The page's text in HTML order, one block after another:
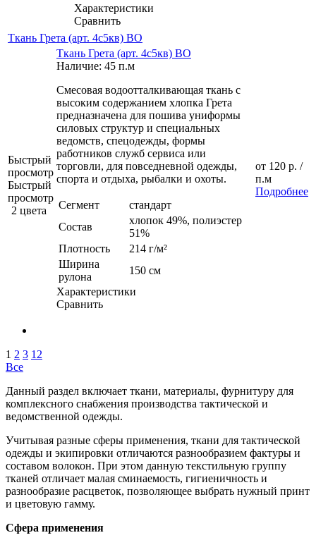
Характеристики
Сравнить
Ткань Грета (арт. 4с5кв) ВО
Быстрый
просмотр
Быстрый
просмотр
2 цвета
Ткань Грета (арт. 4с5кв) ВО
Наличие: 45 п.м
Смесовая водоотталкивающая ткань с
высоким содержанием хлопка Грета
предназначена для пошива униформы
силовых структур и специальных
ведомств, спецодежды, формы
работников служб сервиса или
торговли, для повседневной одежды,
спорта и отдыха, рыбалки и охоты.
Сегмент
стандарт
Состав
хлопок 49%, полиэстер
51%
Плотность
214 г/м²
Ширина
рулона
150 см
Характеристики
Сравнить
от 120 р. /
п.м
Подробнее
1 2 3 12
Все
Данный раздел включает ткани, материалы, фурнитуру для
комплексного снабжения производства тактической и
ведомственной одежды.
Учитывая разные сферы применения, ткани для тактической
одежды и экипировки отличаются разнообразием фактуры и
составом волокон. При этом данную текстильную группу
тканей отличает малая сминаемость, гигиеничность и
разнообразие расцветок, позволяющее выбрать нужный принт
и цветовую гамму.
Сфера применения